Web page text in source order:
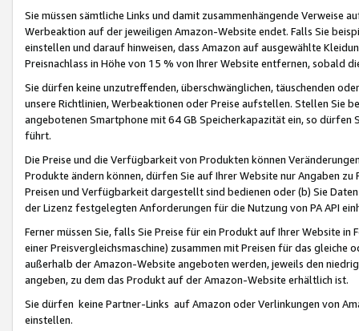
Sie müssen sämtliche Links und damit zusammenhängende
Werbeaktion auf der jeweiligen Amazon-Website endet. Falls Sie
einstellen und darauf hinweisen, dass Amazon auf ausgewählte
Preisnachlass in Höhe von 15 % von Ihrer Website entfernen, sobald
Sie dürfen keine unzutreffenden, überschwänglichen, täuschenden
unsere Richtlinien, Werbeaktionen oder Preise aufstellen. Stellen Sie
angebotenen Smartphone mit 64 GB Speicherkapazität ein, so dürfen
führt.
Die Preise und die Verfügbarkeit von Produkten können
Produkte ändern können, dürfen Sie auf Ihrer Website nur Angaben
Preisen und Verfügbarkeit dargestellt sind bedienen oder (b) Sie
der Lizenz festgelegten Anforderungen für die Nutzung von PA API
Ferner müssen Sie, falls Sie Preise für ein Produkt auf Ihrer Website
einer Preisvergleichsmaschine) zusammen mit Preisen für das
außerhalb der Amazon-Website angeboten werden, jeweils den
angeben, zu dem das Produkt auf der Amazon-Website erhältlich ist.
Sie dürfen keine Partner-Links auf Amazon oder Verlinkungen von
einstellen.